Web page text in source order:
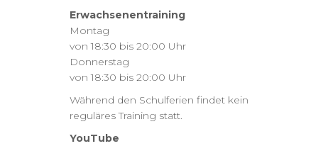
Erwachsenentraining
Montag
von 18:30 bis 20:00 Uhr
Donnerstag
von 18:30 bis 20:00 Uhr
Während den Schulferien findet kein
reguläres Training statt.
YouTube